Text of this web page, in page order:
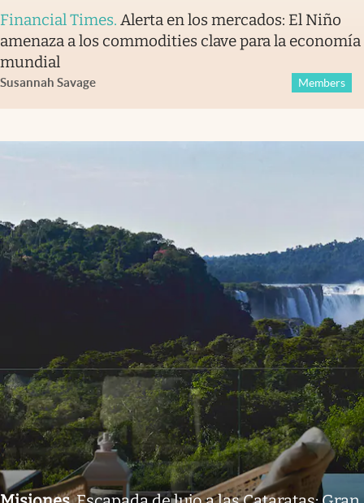
Financial Times. Alerta en los mercados: El Niño
amenaza a los commodities clave para la economía
mundial
Susannah Savage Members